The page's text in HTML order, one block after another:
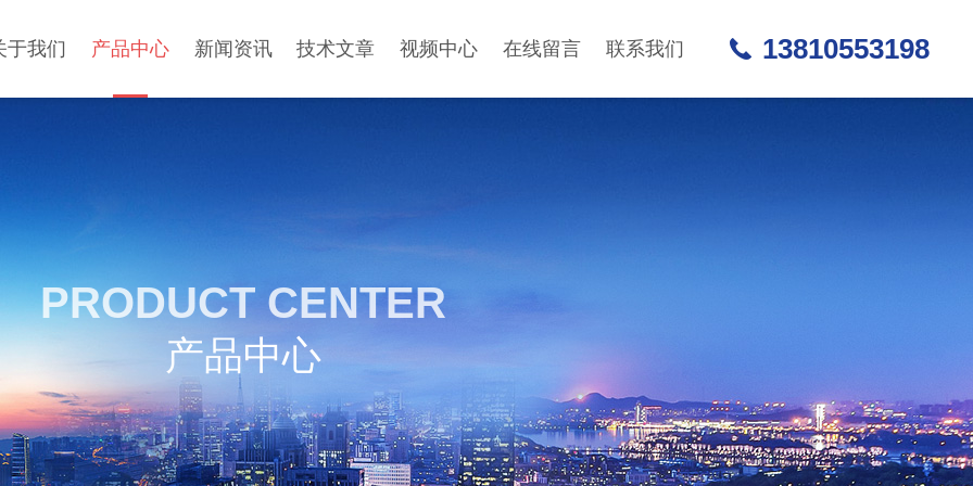
于我们 产品中心 新闻资讯 技术文章 视频中心 在线留言 联系我们 13810553198
PRODUCT CENTER
产品中心